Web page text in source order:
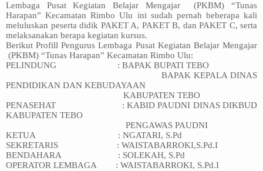
Lembaga Pusat Kegiatan Belajar Mengajar
(PKBM) “Tunas
Harapan” Kecamatan Rimbo Ulu ini sudah pernah beberapa kali
meluluskan peserta didik PAKET A, PAKET B, dan PAKET C, serta
melaksanakan berapa kegiatan kursus.
Berikut Profill Pengurus Lembaga Pusat Kegiatan Belajar Mengajar
(PKBM) “Tunas Harapan” Kecamatan Rimbo Ulu:
PELINDUNG
: BAPAK BUPATI TEBO
BAPAK KEPALA DINAS
PENDIDIKAN DAN KEBUDAYAAN
KABUPATEN TEBO
PENASEHAT
: KABID PAUDNI DINAS DIKBUD
KABUPATEN TEBO
PENGAWAS PAUDNI
KETUA
: NGATARI, S.Pd
SEKRETARIS
: WAISTABARROKI,S.Pd.I
BENDAHARA
: SOLEKAH, S.Pd
OPERATOR LEMBAGA
: WAISTABARROKI, S.Pd.I